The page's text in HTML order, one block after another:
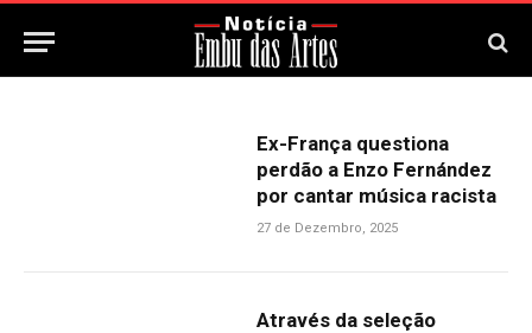
Ex-França questiona
perdão a Enzo Fernández
por cantar música racista
27 de Dezembro, 2025
Através da seleção